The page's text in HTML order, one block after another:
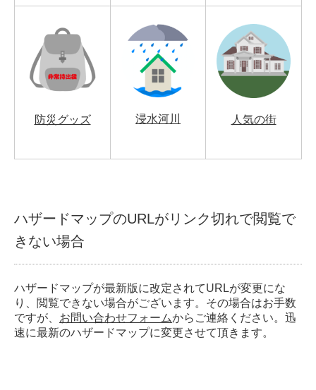
防災グッズ 浸水河川 人気の街
ハザードマップのURLがリンク切れで閲覧で
きない場合
ハザードマップが最新版に改定されてURLが変更にな
り、閲覧できない場合がございます。その場合はお手数
ですが、 お問い合わせフォームからご連絡ください。迅
速に最新のハザードマップに変更させて頂きます。